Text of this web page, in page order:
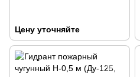
Цену уточняйте